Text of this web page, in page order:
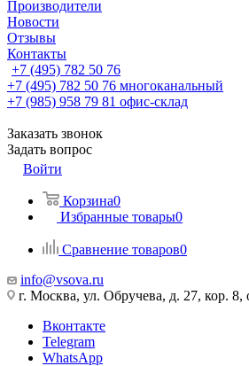
Производители
Новости
Отзывы
Контакты
+7 (495) 782 50 76
+7 (495) 782 50 76 многоканальный
+7 (985) 958 79 81 офис-склад
Заказать звонок
Задать вопрос
Войти
Корзина0
Избранные товары0
Сравнение товаров0
info@vsova.ru
г. Москва, ул. Обручева, д. 27, кор. 8,
Вконтакте
Telegram
WhatsApp